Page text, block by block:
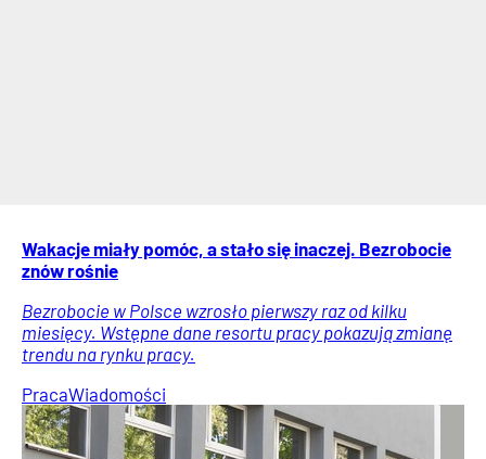
Wakacje miały pomóc, a stało się inaczej. Bezrobocie
znów rośnie
Bezrobocie w Polsce wzrosło pierwszy raz od kilku
miesięcy. Wstępne dane resortu pracy pokazują zmianę
trendu na rynku pracy.
PracaWiadomości